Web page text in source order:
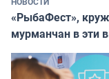
«РыбаФест»,
мурманчан в эти